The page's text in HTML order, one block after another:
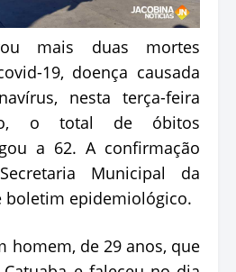
mais duas mortes
19, doença causada
nesta terça-feira
o total de óbitos
a 62. A confirmação
Municipal da
boletim epidemiológico.
homem, de 29 anos, que